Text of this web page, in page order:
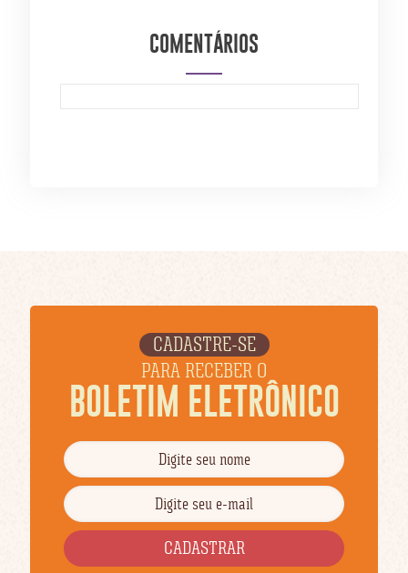
COMENTÁRIOS
CADASTRE-SE
PARA RECEBER O
BOLETIM ELETRÔNICO